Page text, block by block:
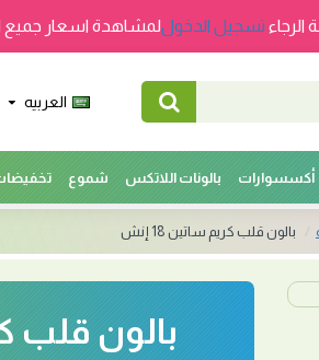
الرجاء تسجيل الدخوللمشاهدة اسعار جميع
العربيه
أكسسوارات بالونات اللاتكس شموع
بالون قلب كريم ساتين 18 إنش
بالون قلب